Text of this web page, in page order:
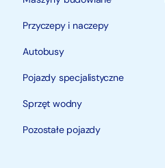
Przyczepy i naczepy
Autobusy
Pojazdy specjalistyczne
Sprzęt wodny
Pozostałe pojazdy